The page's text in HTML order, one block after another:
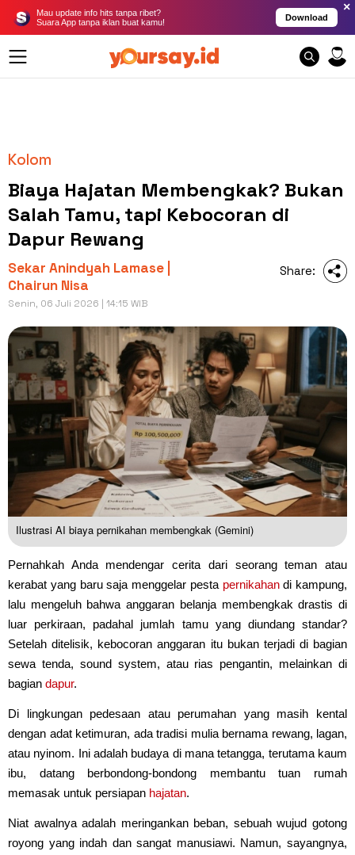
Mau update info hits tanpa ribet?
Suara App tanpa iklan buat kamu!
Download
×
Kolom
Biaya Hajatan Membengkak? Bukan
Salah Tamu, tapi Kebocoran di
Dapur Rewang
Sekar Anindyah Lamase |
Chairun Nisa
Senin, 06 Juli 2026 | 14:15 WIB
Share:
Ilustrasi AI biaya pernikahan membengkak (Gemini)
Pernahkah Anda mendengar cerita dari seorang teman atau
kerabat yang baru saja menggelar pesta pernikahandi kampung,
lalu mengeluh bahwa anggaran belanja membengkak drastis di
luar perkiraan, padahal jumlah tamu yang diundang standar?
Setelah ditelisik, kebocoran anggaran itu bukan terjadi di bagian
sewa tenda, sound system, atau rias pengantin, melainkan di
bagian dapur.
Di lingkungan pedesaan atau perumahan yang masih kental
dengan adat ketimuran, ada tradisi mulia bernama rewang, lagan,
atau nyinom. Ini adalah budaya di mana tetangga, terutama kaum
ibu, datang berbondong-bondong membantu tuan rumah
memasak untuk persiapan hajatan.
Niat awalnya adalah meringankan beban, sebuah wujud gotong
royong yang indah dan sangat manusiawi. Namun, sayangnya,